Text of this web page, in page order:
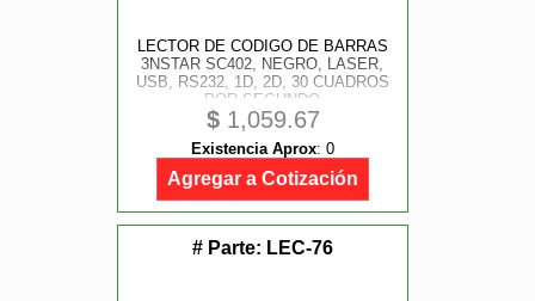
LECTOR DE CODIGO DE BARRAS
3NSTAR SC402, NEGRO, LASER,
USB, RS232, 1D, 2D, 30 CUADROS
POR SEGUNDO
$1,059.67
Existencia Aprox: 0
Agregar a Cotización
# Parte: LEC-76